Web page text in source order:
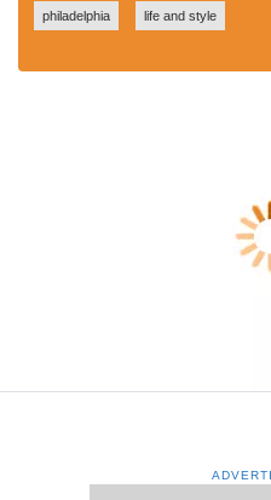
philadelphia life and style